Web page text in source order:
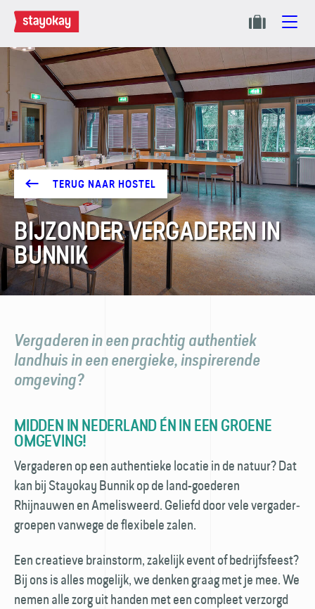
TERUG NAAR HOSTEL
BIJZONDER VERGADEREN IN
BUNNIK
Vergaderen in een prachtig authentiek
landhuis in een energieke, inspirerende
omgeving?
MIDDEN IN NEDERLAND ÉN IN EEN GROENE
OMGEVING!
Vergaderen op een authentieke locatie in de natuur? Dat
kan bij Stayokay Bunnik op de land-goederen
Rhijnauwen en Amelisweerd. Geliefd door vele vergader­
groepen vanwege de flexibele zalen.
Een creatieve brainstorm, zakelijk event of bedrijfsfeest?
Bij ons is alles mogelijk, we denken graag met je mee. We
nemen alle zorg uit handen met een compleet verzorgd